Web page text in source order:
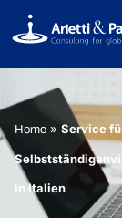
Home » Service
in Italien